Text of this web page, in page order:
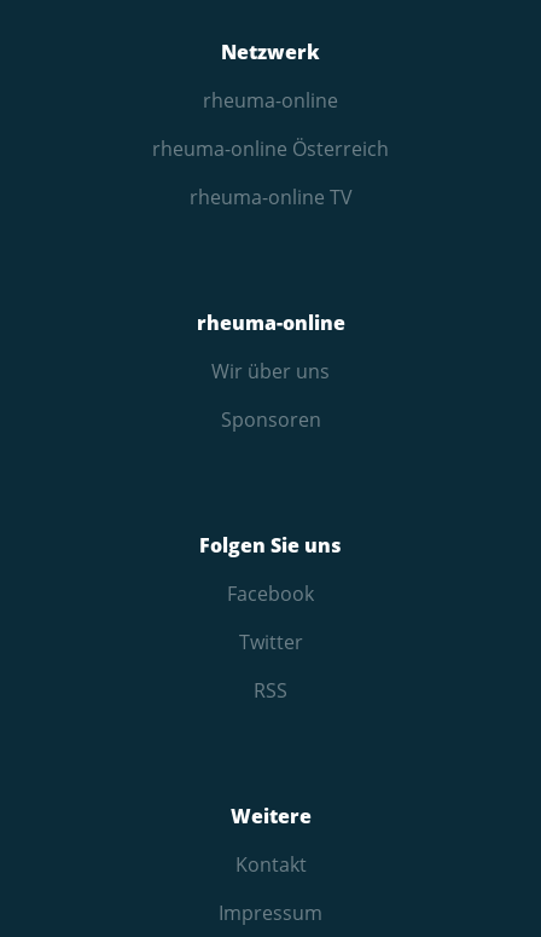
Netzwerk
rheuma-online
rheuma-online Österreich
rheuma-online TV
rheuma-online
Wir über uns
Sponsoren
Folgen Sie uns
Facebook
Twitter
RSS
Weitere
Kontakt
Impressum